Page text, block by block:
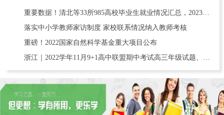
重要数据！清北等33所985高校毕业生就业情况汇总，2023报考必看
落实中小学教师家访制度 家校联系情况纳入教师考核
重磅！2022国家自然科学基金重大项目公布
浙江｜2022学年11月9+1高中联盟期中考试高三年级试题、含赋分表